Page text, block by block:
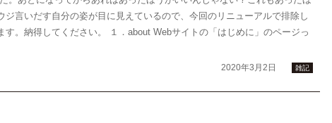
ジ言いだす自分の姿が目に見えているので、今回のリニューアルで排除し
。納得してください。 １．about Webサイトの「はじめに」のページっ
2020年3月2日 雑記